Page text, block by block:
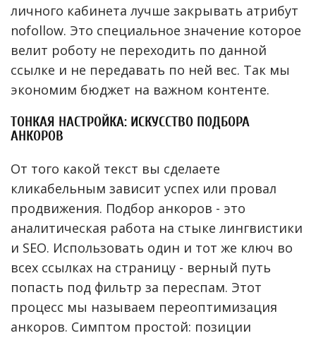
личного кабинета лучше закрывать атрибут
nofollow. Это специальное значение которое
велит роботу не переходить по данной
ссылке и не передавать по ней вес. Так мы
экономим бюджет на важном контенте.
ТОНКАЯ НАСТРОЙКА: ИСКУССТВО ПОДБОРА
АНКОРОВ
От того какой текст вы сделаете
кликабельным зависит успех или провал
продвижения. Подбор анкоров - это
аналитическая работа на стыке лингвистики
и SEO. Использовать один и тот же ключ во
всех ссылках на страницу - верный путь
попасть под фильтр за переспам. Этот
процесс мы называем переоптимизация
анкоров. Симптом простой: позиции